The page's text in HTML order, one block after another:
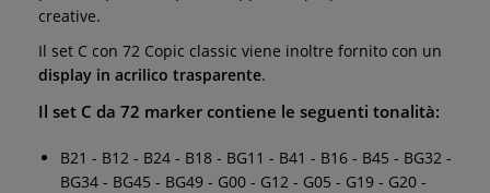
creative.
Il set C con 72 Copic classic viene inoltre fornito con un
display in acrilico trasparente.
Il set C da 72 marker contiene le seguenti tonalità:
B21 - B12 - B24 - B18 - BG11 - B41 - B16 - B45 - BG32 -
BG34 - BG45 - BG49 - G00 - G12 - G05 - G19 - G20 -